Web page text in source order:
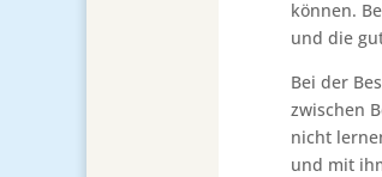
können.
und die
Bei der
zwischen
nicht
und mit